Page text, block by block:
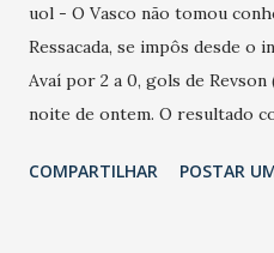
o taxista empregado, o texto
recebimento de comissão de
medidas pelo taxímetro e
entre outros. Com o
humanas, direção defensiva,
uol - O Vasco não tomou
Ressacada, se impôs desde
Avaí por 2 a 0, gols de
noite de ontem. O resultado
Brasil. O adversário será o
COMPARTILHAR POSTAR